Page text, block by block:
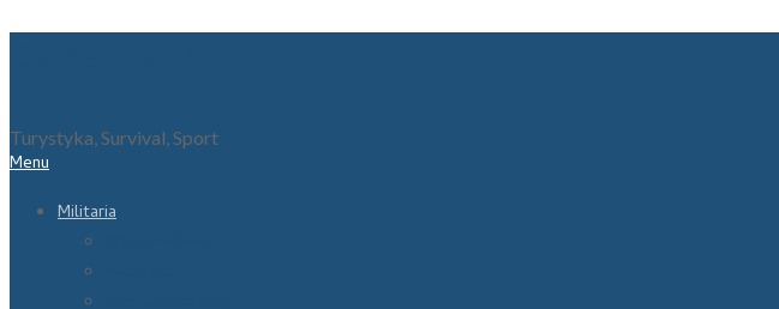
Turystyka, Survival, Sport
Menu
Militaria